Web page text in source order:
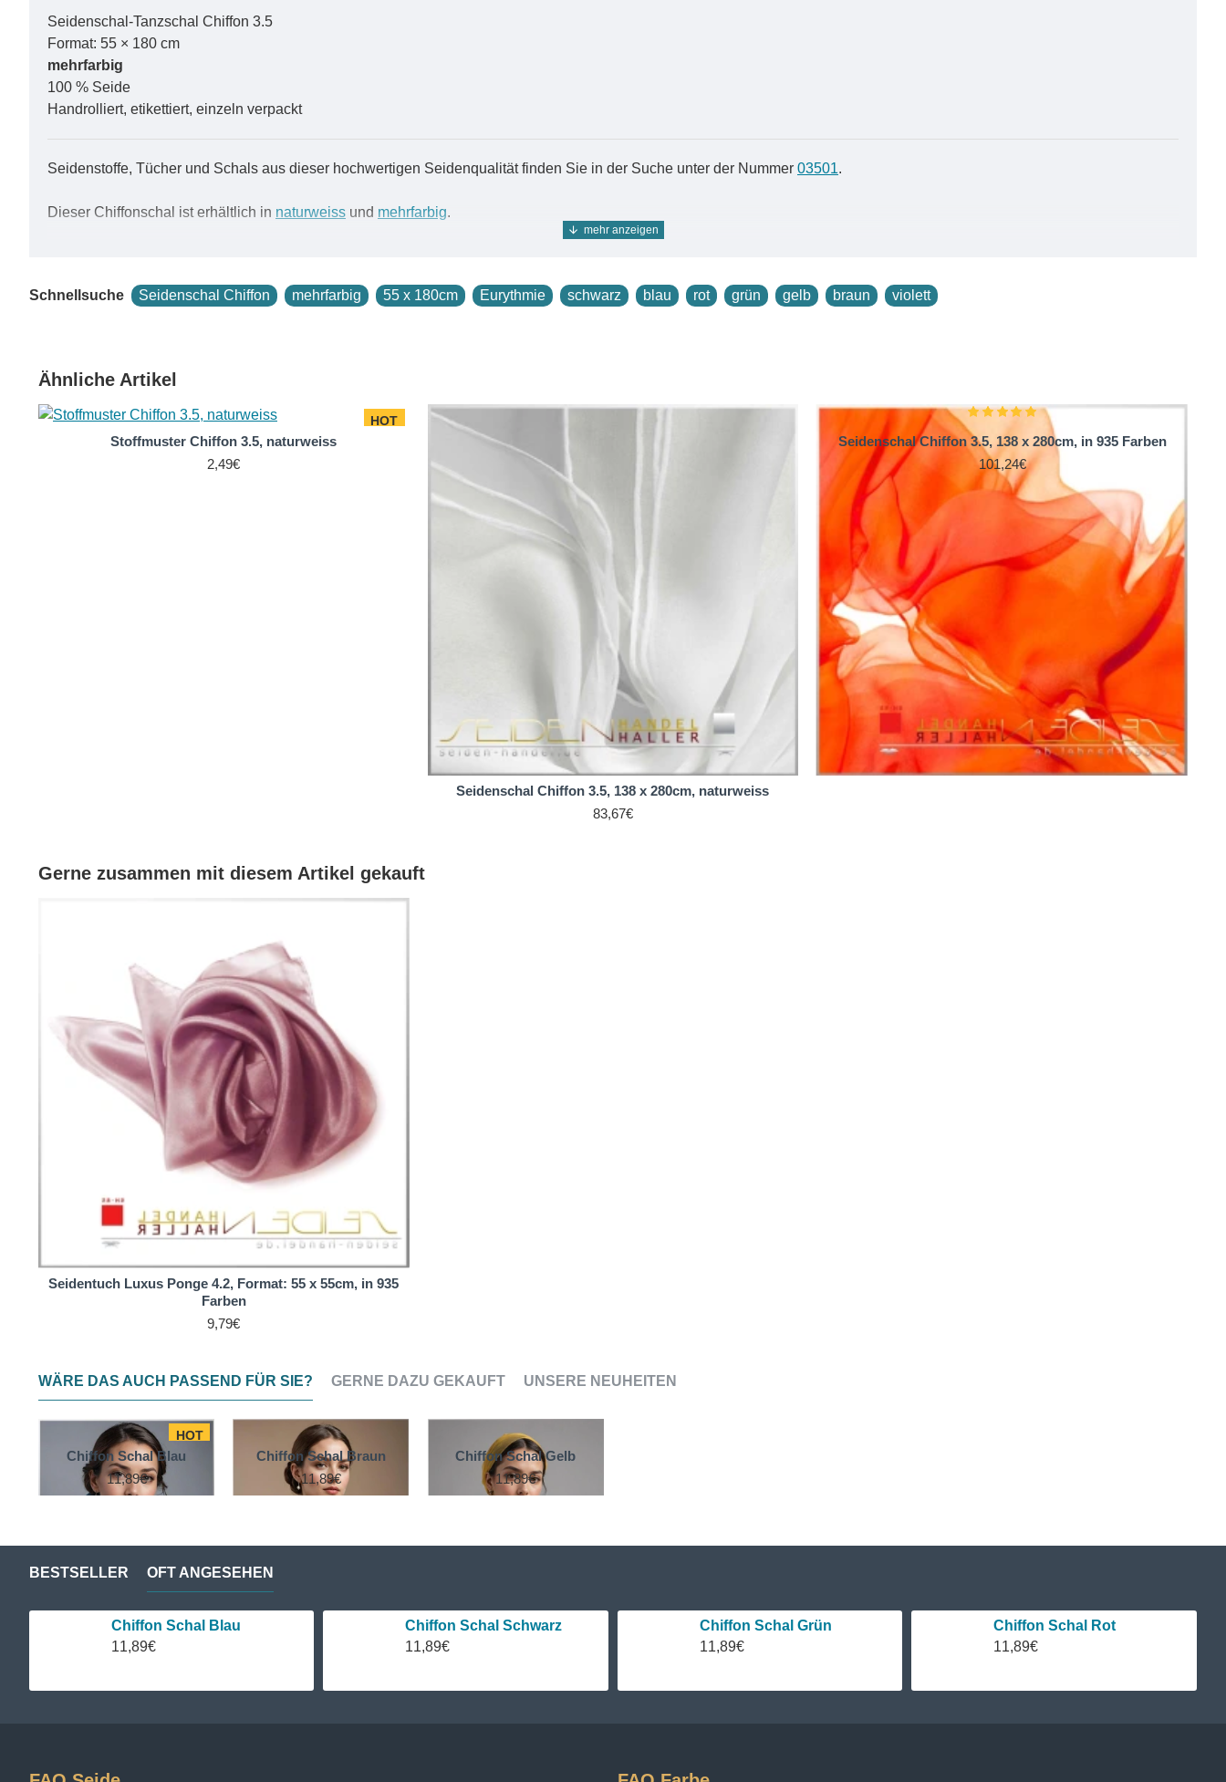
Seidenschal-Tanzschal Chiffon 3.5
Format: 55 × 180 cm
mehrfarbig
100 % Seide
Handrolliert, etikettiert, einzeln verpackt
Seidenstoffe, Tücher und Schals aus dieser hochwertigen Seidenqualität finden Sie in der Suche unter der Nummer 03501.
Dieser Chiffonschal ist erhältlich in naturweiss und mehrfarbig.
Seidenstoffe aus Chiffon zeichnen sich durch Transparenz und Leichtigkeit aus.
Das durchsichtige Seidengewebe eignet sich für Chiffonschals und -tücher, Strandmode und Stolen. Chiffon ist ein extrem dünnes und anschmiegsames Seidengewebe, das
sie wie ein Windhauch umspielt. Die Webart Chiffon ist ein feinfädiges, in Leinwandbindung gewebtes poröses Voile/Schleierseide. Deshalb weist dieses Seidengewebe eine
besondere, feminine Oberfläche auf.
Bekannt ist diese Seide auch als "Seidenmousseline", "Schleierseide", "Voileseide" und zählt zu den hochwertigsten Seidenstoffen weltweit.
Ein Schal aus Chiffon, Maulbeerseide, sorgt durch gleichmäßige Wärmeverteilung auf dem Körper für ein optimales Klima und ein luftig leichtes, angenehmes Tragegefühl.
Der locker gewebte Stoff mit seinem weichen Griff und feinen Fall eignet sich optimal für feinste und ultraleichte Nuno-Filz-Kreationen. Chiffon wird bei uns als Meterware in
verschiedenen Breiten und in Form rollierter Tüchern/Schals in vielen Formaten sowohl in Weiß als auch in einer riesigen Farbskala angeboten.
Schnellsuche Seidenschal Chiffon mehrfarbig 55 x 180cm Eurythmie schwarz blau rot grün gelb braun violett
Ähnliche Artikel
HOT
Stoffmuster Chiffon 3.5, naturweiss
2,49€
Seidenschal Chiffon 3.5, 138 x 280cm, naturweiss
83,67€
Seidenschal Chiffon 3.5, 138 x 280cm, in 935 Farben
101,24€
Gerne zusammen mit diesem Artikel gekauft
Seidentuch Luxus Ponge 4.2, Format: 55 x 55cm, in 935
Farben
9,79€
WÄRE DAS AUCH PASSEND FÜR SIE? GERNE DAZU GEKAUFT UNSERE NEUHEITEN
HOT
Chiffon Schal Blau
11,89€
Chiffon Schal Braun
11,89€
Chiffon Schal Gelb
11,89€
BESTSELLER OFT ANGESEHEN
Chiffon Schal Blau
11,89€
Chiffon Schal Schwarz
11,89€
Chiffon Schal Grün
11,89€
Chiffon Schal Rot
11,89€